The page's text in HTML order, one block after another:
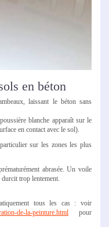
en béton
laissant le béton sans
blanche apparaît sur le
en contact avec le sol).
sur les zones les plus
abrasée. Un voile
trop lentement.
tous les cas : voir
de-la-peinture.html pour